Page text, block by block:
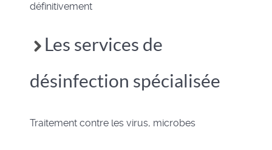
définitivement
Les services de
désinfection spécialisée
Traitement contre les virus, microbes